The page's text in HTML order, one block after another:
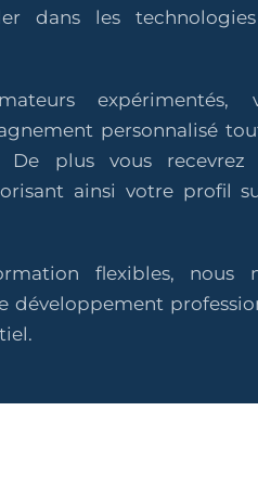
dans les
expérimentés,
personnalisé
plus vous recevrez
ainsi votre profil
flexibles, nous
développement